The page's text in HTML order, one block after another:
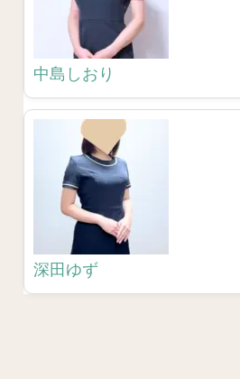
中島しおり
深田ゆず